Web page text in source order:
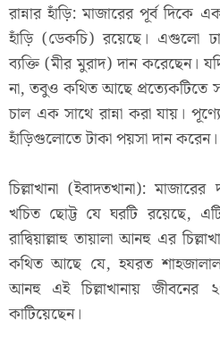
রান্নার হাঁড়ি: মাজারের পূর্ব
হাঁড়ি (ডেকচি) রয়েছে। এগুলো
ব্যক্তি (মীর মুরাদ) দান করেছেন।
না, তবুও কথিত আছে
চাল এক সাথে রান্না করা যায়।
হাঁড়িগুলোতে টাকা পয়সা দান করেন।
চিল্লাখানা (ইবাদতখানা):
খচিত ছোট্ট যে ঘরটি রয়েছে,
রাদ্বিয়াল্লাহু তায়ালা আনহু এর
কথিত আছে যে, হযরত শাহজালাল
আনহু এই চিল্লাখানায় জীবনের
কাটিয়েছেন।